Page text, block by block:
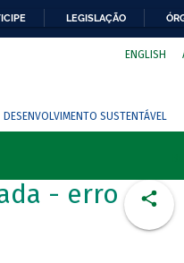
LEGISLAÇÃO
ENGLISH
DESENVOLVIMENTO SUSTENTÁVEL
- erro